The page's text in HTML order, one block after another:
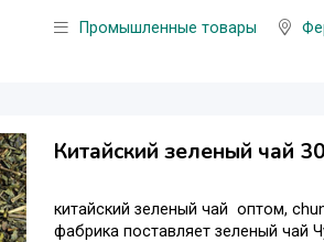
Промышленные товары
Китайский зеленый чай
китайский зеленый чай оптом,
фабрика поставляет зеленый чай